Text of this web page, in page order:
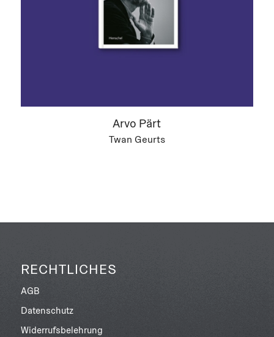
Arvo Pärt
Twan Geurts
RECHTLICHES
AGB
Datenschutz
Widerrufsbelehrung